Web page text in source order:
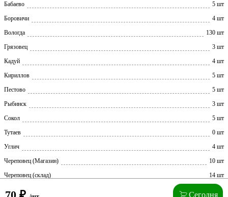
Бабаево
5 шт
Боровичи
4 шт
Вологда
130 шт
Грязовец
3 шт
Кадуй
4 шт
Кириллов
5 шт
Пестово
5 шт
Рыбинск
3 шт
Сокол
5 шт
Тутаев
0 шт
Углич
4 шт
Череповец (Магазин)
10 шт
Череповец (склад)
14 шт
Сегодня